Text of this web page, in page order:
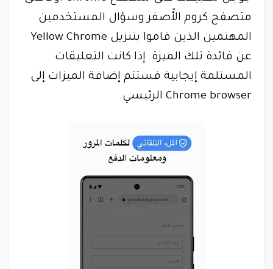
متصفح كروم الأًصفر وسؤال المستخدمين
المهتمين الذين قاموا بتنزيل Yellow Chrome
عن فائدة تلك الميزة. إذا كانت التعليقات
المستلمة إيجابية فستتم إضافة الميزات إلى
Chrome browser الرئيسي.